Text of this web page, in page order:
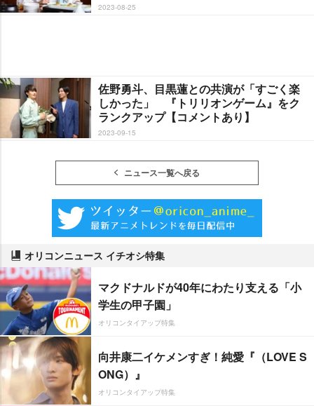
2023-08-25
佐野勇斗、目黒蓮との共演が「すごく楽
しかった」 『トリリオンゲーム』をク
ランクアップ【コメントあり】
2023-09-15
ニュース一覧へ戻る
オリコンニュース イチオシ特集
マクドナルドが40年にわたり支える「小
学生の甲子園」
オリコンタイアップ特集
向井康二イケメンすぎ！純愛『（LOVE S
ONG）』
オリコンタイアップ特集